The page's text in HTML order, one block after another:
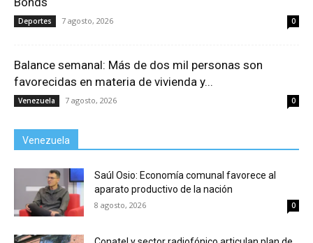
Deportes 7 agosto, 2026 0
Balance semanal: Más de dos mil personas son
favorecidas en materia de vivienda y...
Venezuela 7 agosto, 2026 0
Venezuela
Saúl Osio: Economía comunal favorece al
aparato productivo de la nación
8 agosto, 2026 0